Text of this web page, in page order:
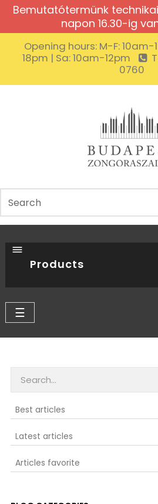
Bemutatótermünk
napon 16.30-ig
Opening hours: M-F: 10am-
18pm | Sa: 10am-12pm
0760
Products
Toggle
navigation
☰
Best articles
Latest articles
Articles favorite